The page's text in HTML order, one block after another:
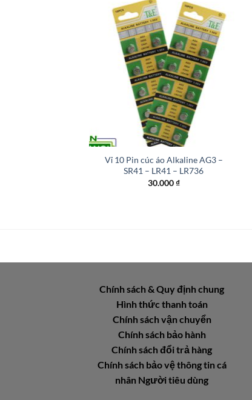
Vỉ 10 Pin cúc áo Alkaline AG3 –
SR41 – LR41 – LR736
30.000₫
Chính sách & Quy định chung
Hình thức thanh toán
Chính sách vận chuyển
Chính sách bảo hành
Chính sách đổi trả hàng
Chính sách bảo vệ thông tin cá
nhân Người tiêu dùng